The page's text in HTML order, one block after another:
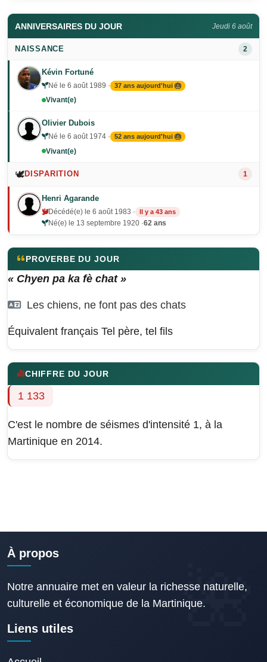
ANNIVERSAIRES DU JOUR Jeudi 6 août
NAISSANCE 2
Kévin Fortuné
Né le 6 août 1989 · 37 ans aujourd'hui 🎂
Vivant(e)
Olivier Dubois
Né le 6 août 1974 · 52 ans aujourd'hui 🎂
Vivant(e)
🕊️DISPARITION 1
Henri Agarande
Décédé(e) le 6 août 1983 · Il y a 43 ans
Né(e) le 13 septembre 1920 ·62 ans
PROVERBE DU JOUR
« Chyen pa ka fè chat »
Les chiens, ne font pas des chats
Équivalent français Tel père, tel fils
CHIFFRE DU JOUR
1 133
C'est le nombre de séismes d'intensité 1, à la
Martinique en 2014.
À propos
Notre annuaire met en valeur la richesse naturelle,
culturelle et économique de la Martinique.
Liens utiles